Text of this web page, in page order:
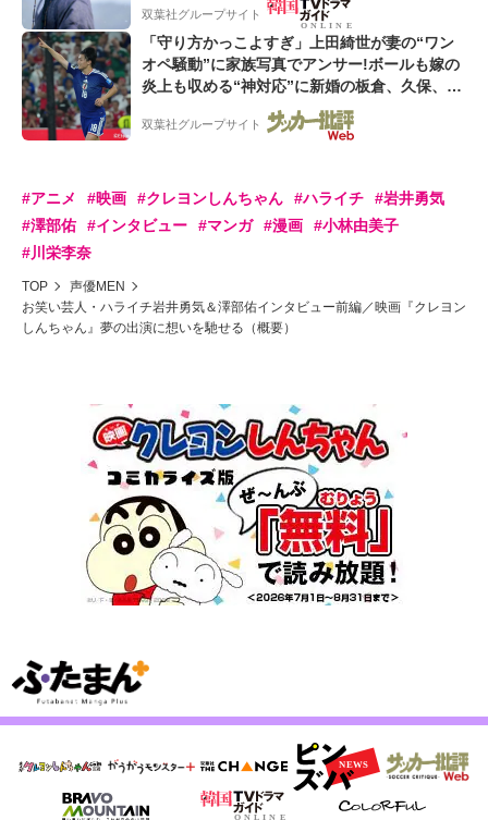
双葉社グループサイト
「守り方かっこよすぎ」上田綺世が妻の“ワン
オペ騒動”に家族写真でアンサー!ボールも嫁の
炎上も収める“神対応”に新婚の板倉、久保、長
友夫妻も続々エール!
双葉社グループサイト
#アニメ #映画 #クレヨンしんちゃん #ハライチ
#岩井勇気
#澤部佑
#インタビュー #マンガ #漫画
#小林由美子
#川栄李奈
TOP
声優MEN
お笑い芸人・ハライチ岩井勇気＆澤部佑インタビュー前編／映画『クレヨン
しんちゃん』夢の出演に想いを馳せる（概要）